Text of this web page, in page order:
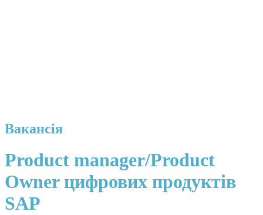
Вакансія
Product manager/Product
Owner цифрових продуктів
SAP